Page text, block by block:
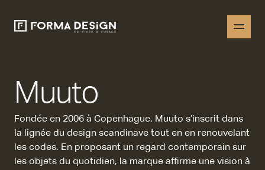
Muuto
Fondée en 2006 à Copenhague, Muuto s’inscrit dans
la lignée du design scandinave tout en en renouvelant
les codes. En proposant un regard contemporain sur
les objets du quotidien, la marque affirme une vision à